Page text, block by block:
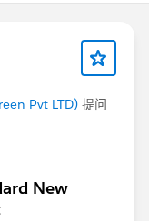
Pvt LTD) 提问
New